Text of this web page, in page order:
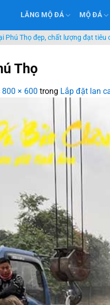
LĂNG MỘ ĐÁ MỘ ĐÁ
Phú Thọ đẹp, chất lượng đạt tiêu
Thọ
800 × 600 trong Lắp đặt lan